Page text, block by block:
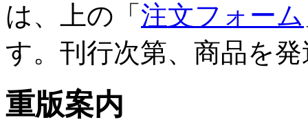
は、上の「 注文フォーム
す。刊行次第、商品を
重版案内